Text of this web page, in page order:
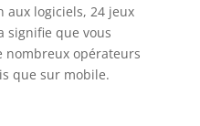
aux logiciels, 24 jeux
signifie que vous
opérateurs
que sur mobile.